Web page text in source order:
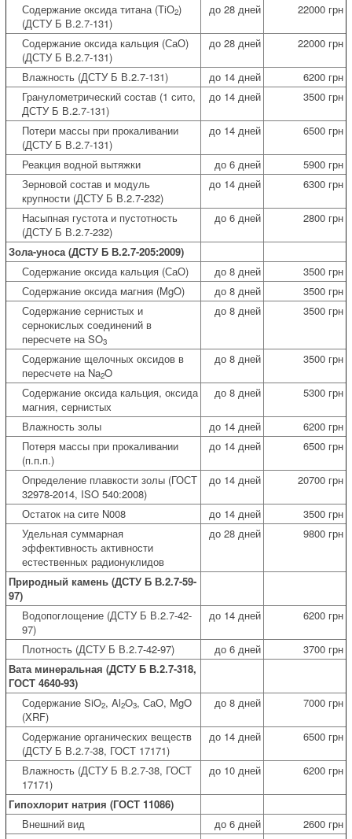
Содержание оксида титана (TiО2)
(ДСТУ Б В.2.7-131)
до 28 дней 22000 грн
Содержание оксида кальция (СаО)
(ДСТУ Б В.2.7-131)
до 28 дней 22000 грн
Влажность (ДСТУ Б В.2.7-131) до 14 дней
6200 грн
Гранулометрический состав (1 сито,
ДСТУ Б В.2.7-131)
до 14 дней 3500 грн
Потери массы при прокаливании
(ДСТУ Б В.2.7-131)
до 14 дней 6500 грн
Реакция водной вытяжки до 6 дней
5900 грн
Зерновой состав и модуль
крупности (ДСТУ Б В.2.7-232)
до 14 дней 6300 грн
Насыпная густота и пустотность
(ДСТУ Б В.2.7-232)
до 6 дней 2800 грн
Зола-уноса (ДСТУ Б В.2.7-205:2009)
Содержание оксида кальция (СаО)
до 8 дней
3500 грн
Содержание оксида магния (MgO)
до 8 дней
3500 грн
Содержание сернистых и
сернокислых соединений в
пересчете на SO3
до 8 дней 3500 грн
Содержание щелочных оксидов в
пересчете на Na2O
до 8 дней 3500 грн
Содержание оксида кальция, оксида
магния, сернистых
до 8 дней 5300 грн
Влажность золы до 14 дней
6200 грн
Потеря массы при прокаливании
(п.п.п.)
до 14 дней 6500 грн
Определение плавкости золы (ГОСТ
32978-2014, ISO 540:2008)
до 14 дней 20700 грн
Остаток на сите N008 до 14 дней
3500 грн
Удельная суммарная
эффективность активности
естественных радионуклидов
до 28 дней 9800 грн
Природный камень (ДСТУ Б В.2.7-59-
97)
Водопоглощение (ДСТУ Б В.2.7-42-
97)
до 14 дней 6200 грн
Плотность (ДСТУ Б В.2.7-42-97) до 6 дней
3700 грн
Вата минеральная (ДСТУ Б В.2.7-318,
ГОСТ 4640-93)
Содержание SiO2, Al2O3, СаО, MgO
(XRF)
до 8 дней 7000 грн
Cодержание органических веществ
(ДСТУ Б В.2.7-38, ГОСТ 17171)
до 14 дней 6500 грн
Влажность (ДСТУ Б В.2.7-38, ГОСТ
17171)
до 10 дней 6200 грн
Гипохлорит натрия (ГОСТ 11086)
Внешний вид
до 6 дней
2600 грн